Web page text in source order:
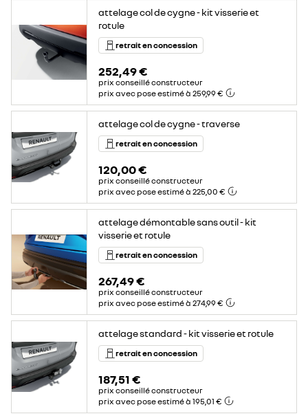
attelage col de cygne - kit visserie et
rotule
retrait en concession
252,49 €
prix conseillé constructeur
prix avec pose estimé à 259,99 €
attelage col de cygne - traverse
retrait en concession
120,00 €
prix conseillé constructeur
prix avec pose estimé à 225,00 €
attelage démontable sans outil - kit
visserie et rotule
retrait en concession
267,49 €
prix conseillé constructeur
prix avec pose estimé à 274,99 €
attelage standard - kit visserie et rotule
retrait en concession
187,51 €
prix conseillé constructeur
prix avec pose estimé à 195,01 €